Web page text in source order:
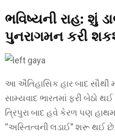
ભવિષ્યની રાહ: શું
પુનરાગમન કરી
આ ઐતિહાસિક હાર બાદ સૌથી
સામ્યવાદ ભારતમાં ફરી બેઠો
ત્રિપુરા બાદ હવે કેરળ પણ
“અસ્તિત્વની લડાઈ” શરૂ થઈ